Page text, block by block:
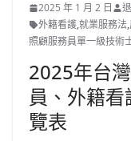
2025 年 1 月 2 日
外籍看護,就業服務法,
照顧服務員單一級技術
2025年台
員、外籍
覽表